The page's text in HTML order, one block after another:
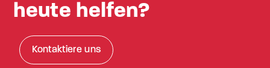
heute helfen?
Kontaktiere uns